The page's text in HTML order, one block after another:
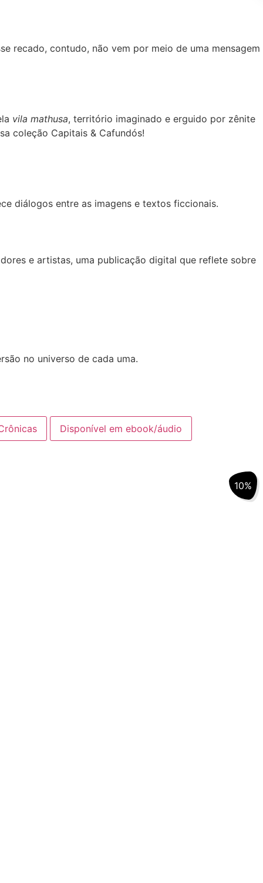
recado, contudo, não vem por meio de uma mensagem
vila mathusa, território imaginado e erguido por zênite
coleção Capitais & Cafundós!
diálogos entre as imagens e textos ficcionais.
e artistas, uma publicação digital que reflete sobre
no universo de cada uma.
Disponível em ebook/áudio
10%